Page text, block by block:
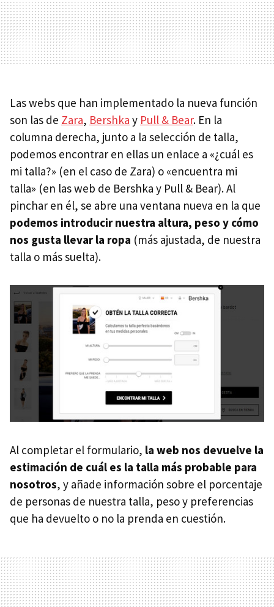
Las webs que han implementado la nueva función
son las de Zara, Bershka y Pull & Bear. En la
columna derecha, junto a la selección de talla,
podemos encontrar en ellas un enlace a «¿cuál es
mi talla?» (en el caso de Zara) o «encuentra mi
talla» (en las web de Bershka y Pull & Bear). Al
pinchar en él, se abre una ventana nueva en la que
podemos introducir nuestra altura, peso y cómo
nos gusta llevar la ropa (más ajustada, de nuestra
talla o más suelta).
Al completar el formulario, la web nos devuelve la
estimación de cuál es la talla más probable para
nosotros, y añade información sobre el porcentaje
de personas de nuestra talla, peso y preferencias
que ha devuelto o no la prenda en cuestión.